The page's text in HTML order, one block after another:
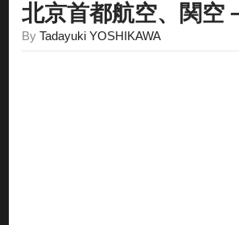
北京首都航空、関空
By Tadayuki YOSHIKAWA